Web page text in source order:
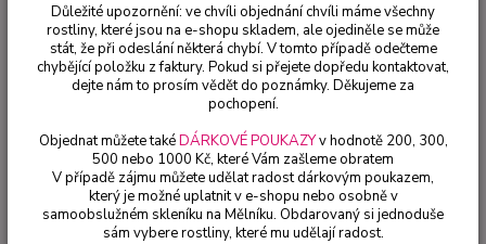
Okrasné keře Hlohyně (Pyracantha Golden Charmer) - 1064
Hlohyně (Pyracantha Golden
Charmer) - 1064
Důležité upozornění: ve chvíli objednání chvíli máme všechny
rostliny, které jsou na e-shopu skladem, ale ojediněle se může
stát, že při odeslání některá chybí. V tomto případě odečteme
chybějící položku z faktury. Pokud si přejete dopředu kontaktovat,
dejte nám to prosím vědět do poznámky. Děkujeme za
pochopení.
Objednat můžete takéDÁRKOVÉ POUKAZYv hodnotě 200, 300,
500 nebo 1000 Kč, které Vám zašleme obratem
V případě zájmu můžete udělat radost dárkovým poukazem,
který je možné uplatnit v e-shopu nebo osobně v
samoobslužném skleníku na Mělníku. Obdarovaný si jednoduše
sám vybere rostliny, které mu udělají radost.